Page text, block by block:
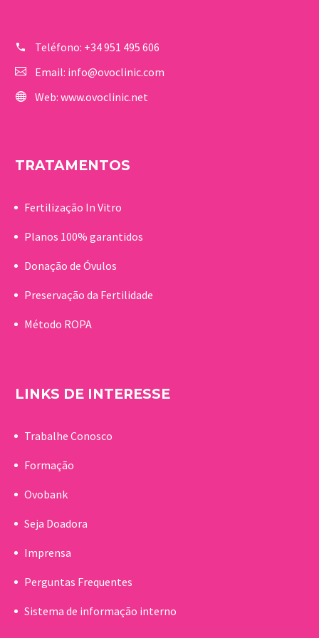
Teléfono: +34 951 495 606
Email: info@ovoclinic.com
Web: www.ovoclinic.net
TRATAMENTOS
Fertilização In Vitro
Planos 100% garantidos
Donação de Óvulos
Preservação da Fertilidade
Método ROPA
LINKS DE INTERESSE
Trabalhe Conosco
Formação
Ovobank
Seja Doadora
Imprensa
Perguntas Frequentes
Sistema de informação interno